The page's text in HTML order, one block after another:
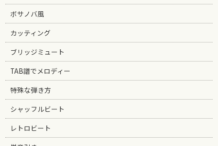
ボサノバ風
カッティング
ブリッジミュート
TAB譜でメロディー
特殊な弾き方
シャッフルビート
レトロビート